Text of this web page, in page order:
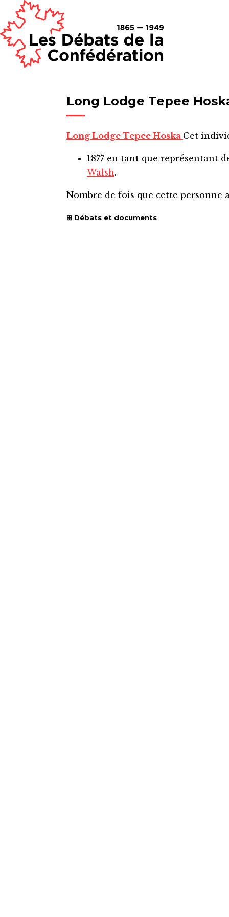
Long Lodge Tepee
Long Lodge Tepee Hoska Cet
1877 en tant que représentant
Walsh.
Nombre de fois que cette personne
Débats et documents